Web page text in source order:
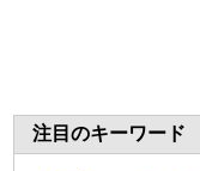
注目のキーワード